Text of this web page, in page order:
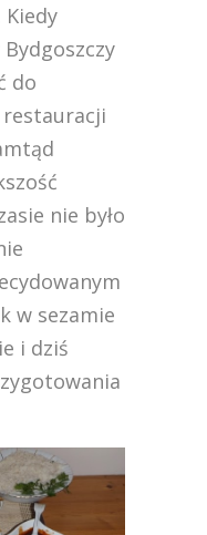
Bydgoszczy
do
nie było
w sezamie
i dziś